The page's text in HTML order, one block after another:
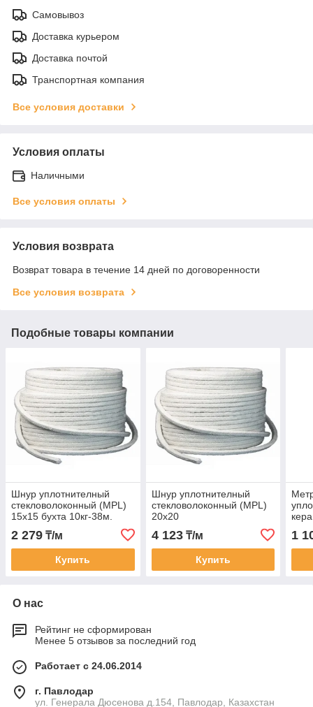
Самовывоз
Доставка курьером
Доставка почтой
Транспортная компания
Все условия доставки
Условия оплаты
Наличными
Все условия оплаты
Условия возврата
Возврат товара в течение 14 дней по договоренности
Все условия возврата
Подобные товары компании
Шнур уплотнителный
стекловолоконный (MPL)
15х15 бухта 10кг-38м.
2 279 ₸/м
Купить
Шнур уплотнителный
стекловолоконный (MPL)
20х20
бухта10кг-22метр.1кг=2,2м
4 123₸/м
Купить
1
О нас
Рейтинг не сформирован
Менее 5 отзывов за последний год
Работает с 24.06.2014
г. Павлодар
ул. Генерала Дюсенова д.154, Павлодар, Казахстан